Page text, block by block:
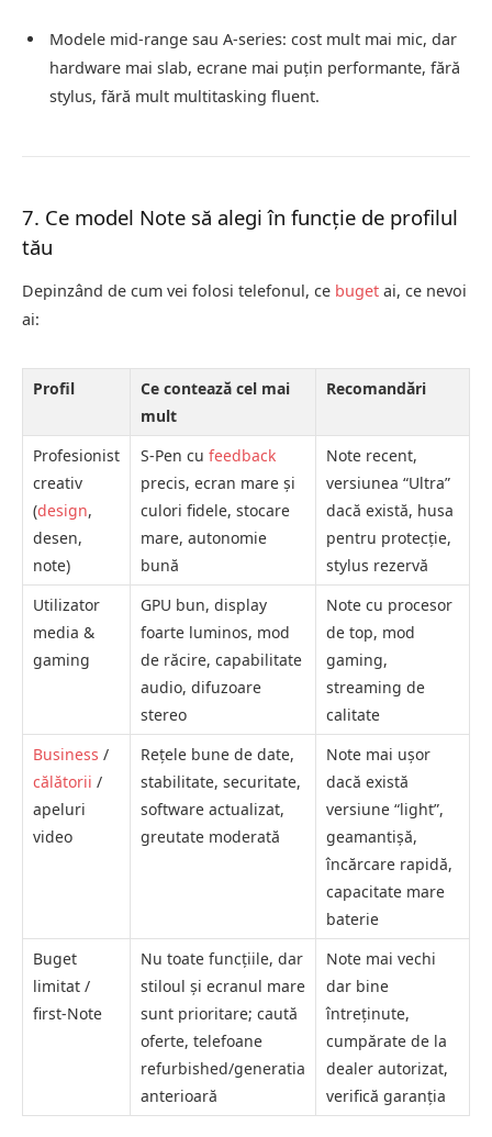
Modele mid‑range sau A‑series: cost mult mai mic, dar
hardware mai slab, ecrane mai puțin performante, fără
stylus, fără mult multitasking fluent.
7. Ce model Note să alegi în funcție de profilul
tău
Depinzând de cum vei folosi telefonul, ce buget ai, ce nevoi
ai:
Profil
Ce contează cel mai
mult
Recomandări
Profesionist
creativ
(design,
desen,
note)
S‑Pen cu feedback
precis, ecran mare și
culori fidele, stocare
mare, autonomie
bună
Note recent,
versiunea “Ultra”
dacă există, husa
pentru protecție,
stylus rezervă
Utilizator
media &
gaming
GPU bun, display
foarte luminos, mod
de răcire, capabilitate
audio, difuzoare
stereo
Note cu procesor
de top, mod
gaming,
streaming de
calitate
Business /
călătorii /
apeluri
video
Rețele bune de date,
stabilitate, securitate,
software actualizat,
greutate moderată
Note mai ușor
dacă există
versiune “light”,
geamantișă,
încărcare rapidă,
capacitate mare
baterie
Buget
limitat /
first‑Note
Nu toate funcțiile, dar
stiloul și ecranul mare
sunt prioritare; caută
oferte, telefoane
refurbished/generatia
anterioară
Note mai vechi
dar bine
întreținute,
cumpărate de la
dealer autorizat,
verifică garanția